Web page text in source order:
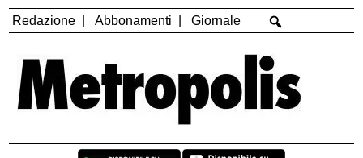
Redazione Abbonamenti Giornale